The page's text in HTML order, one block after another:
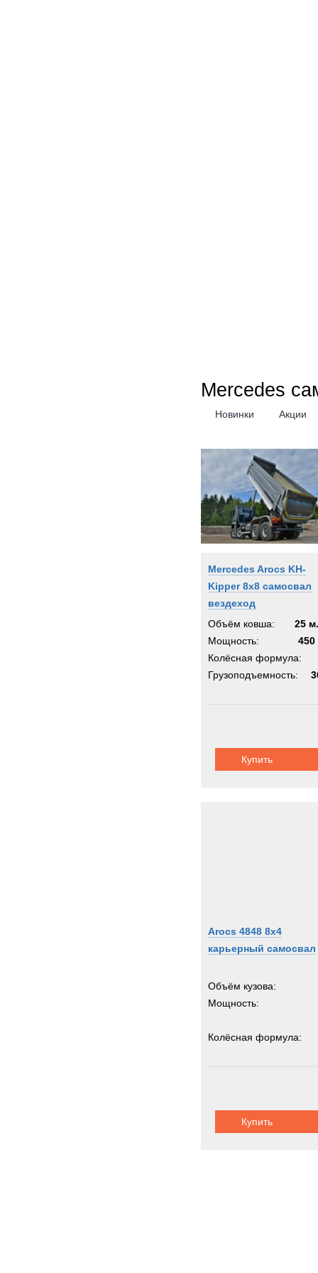
Mercedes
Новинки Акции
Mercedes Arocs KH-
Kipper 8x8 самосвал
вездеход
Объём ковша:
25
Мощность:
450
Колёсная формула:
Грузоподъемность:
Купить
Arocs 4848 8x4
карьерный самосвал
Объём кузова:
Мощность:
Колёсная формула:
Купить